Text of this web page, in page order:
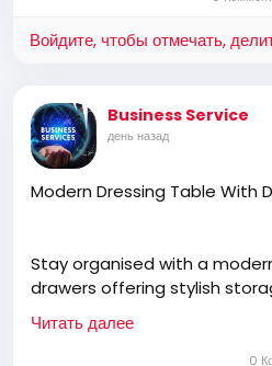
Войдите, чтобы отмечать,
Business Service
день назад
Modern Dressing Table With
Stay organised with a
drawers offering stylish
functionality. UK Furniture
bedroom furniture, free UK
and designs that
Читать далее
0